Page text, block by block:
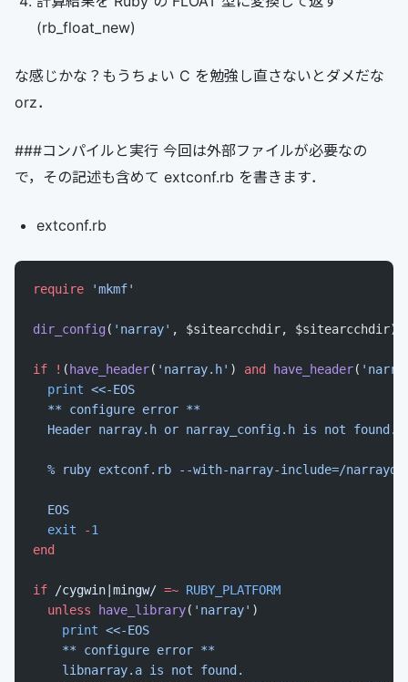
(rb_float_new)
な感じかな？もうちょい C を勉強し直さないとダメだな
orz．
###コンパイルと実行 今回は外部ファイルが必要なの
で，その記述も含めて extconf.rb を書きます．
extconf.rb
require 'mkmf'
dir_config( 'narray' , $sitearcchdir, $sitearcchdir)
if ! ( have_header( 'narray.h' ) and have_header(
  print
<<-EOS
  ** configure error **
Header narray.h or narray_config.h is not
% ruby extconf.rb --with-narray-include=/
  EOS
  exit
-1
end
if /cygwin|mingw/ =~ RUBY_PLATFORM
  unless
have_library( 'narray' )
    print
<<-EOS
    ** configure error **
    libnarray.a is not found.